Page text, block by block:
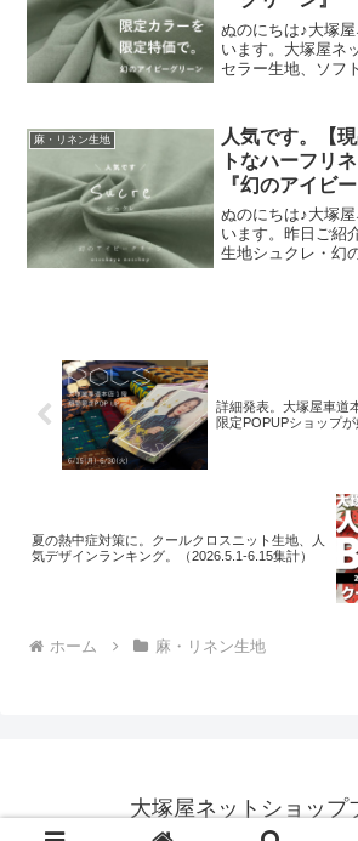
ぬのにちは♪大塚
います。大塚屋ネ
セラー生地、ソフ
ーチング生地です
新色が登場しまし
麻・リネン生地
人気です。【
トなハーフリ
『幻のアイビ
ぬのにちは♪大塚
います。昨日ご紹
生地シュクレ・幻
詳細発表。大塚屋車道
限定POPUPショップが
夏の熱中症対策に。クールクロスニット生地、人
気デザインランキング。（2026.5.1-6.15集計）
ホーム 麻・リネン生地
大塚屋ネットショップ